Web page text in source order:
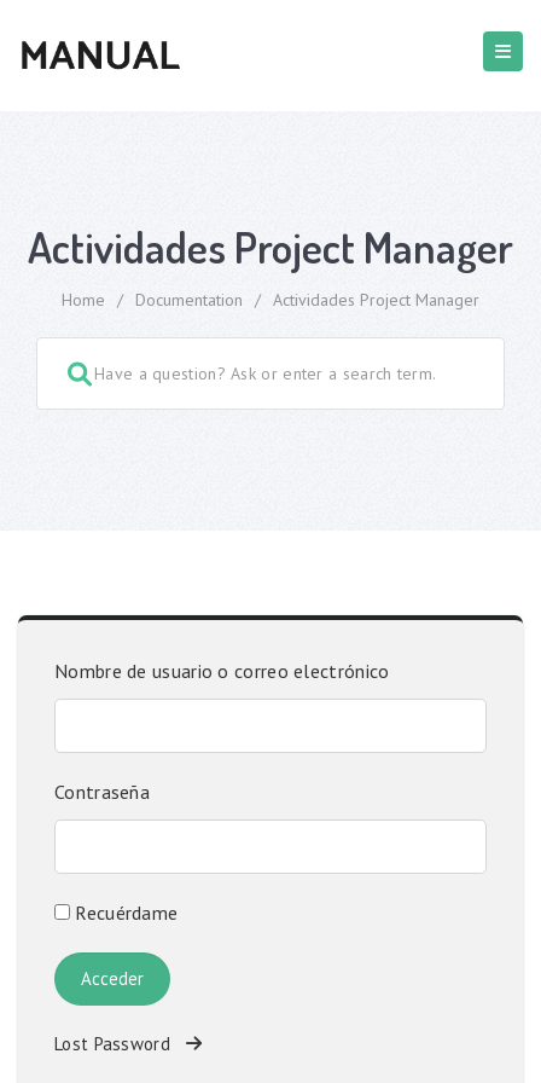
Actividades Project Manager
Home / Documentation / Actividades Project Manager
Nombre de usuario o correo electrónico
Contraseña
Recuérdame
Lost Password